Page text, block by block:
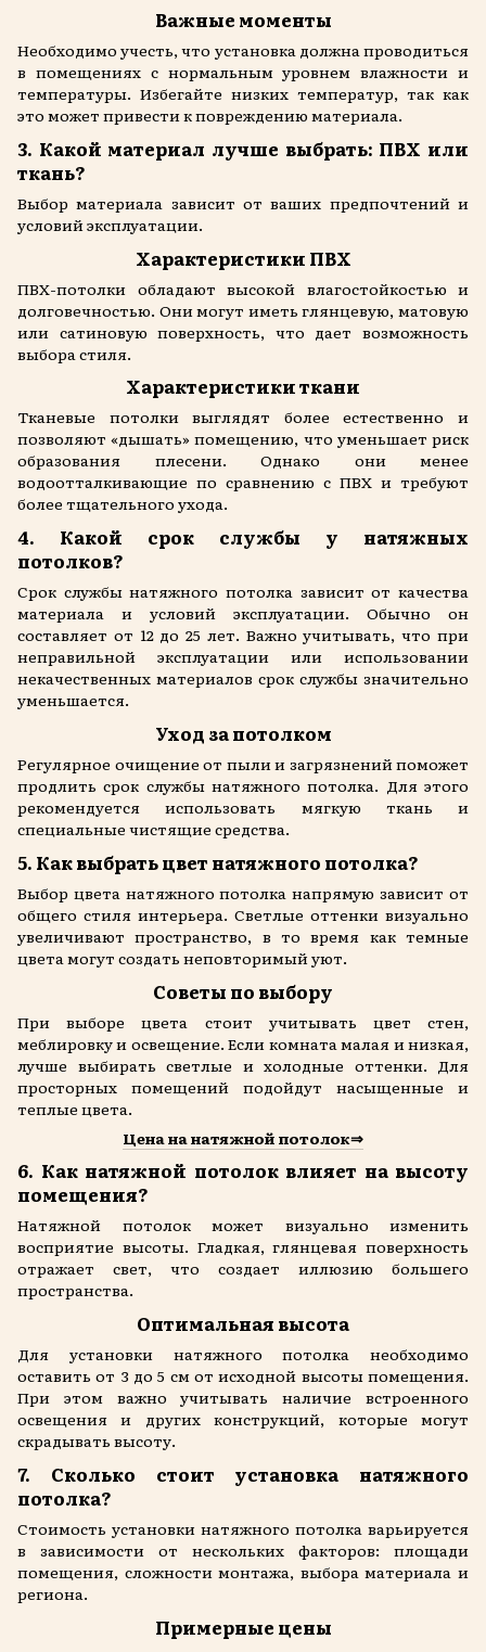
Важные моменты
Необходимо учесть, что установка должна проводиться
в помещениях с нормальным уровнем влажности и
температуры. Избегайте низких температур, так как
это может привести к повреждению материала.
3. Какой материал лучше выбрать: ПВХ или
ткань?
Выбор материала зависит от ваших предпочтений и
условий эксплуатации.
Характеристики ПВХ
ПВХ-потолки обладают высокой влагостойкостью и
долговечностью. Они могут иметь глянцевую, матовую
или сатиновую поверхность, что дает возможность
выбора стиля.
Характеристики ткани
Тканевые потолки выглядят более естественно и
позволяют «дышать» помещению, что уменьшает риск
образования плесени. Однако они менее
водоотталкивающие по сравнению с ПВХ и требуют
более тщательного ухода.
4. Какой срок службы у натяжных
потолков?
Срок службы натяжного потолка зависит от качества
материала и условий эксплуатации. Обычно он
составляет от 12 до 25 лет. Важно учитывать, что при
неправильной эксплуатации или использовании
некачественных материалов срок службы значительно
уменьшается.
Уход за потолком
Регулярное очищение от пыли и загрязнений поможет
продлить срок службы натяжного потолка. Для этого
рекомендуется использовать мягкую ткань и
специальные чистящие средства.
5. Как выбрать цвет натяжного потолка?
Выбор цвета натяжного потолка напрямую зависит от
общего стиля интерьера. Светлые оттенки визуально
увеличивают пространство, в то время как темные
цвета могут создать неповторимый уют.
Советы по выбору
При выборе цвета стоит учитывать цвет стен,
меблировку и освещение. Если комната малая и низкая,
лучше выбирать светлые и холодные оттенки. Для
просторных помещений подойдут насыщенные и
теплые цвета.
Цена на натяжной потолок⇒
6. Как натяжной потолок влияет на высоту
помещения?
Натяжной потолок может визуально изменить
восприятие высоты. Гладкая, глянцевая поверхность
отражает свет, что создает иллюзию большего
пространства.
Оптимальная высота
Для установки натяжного потолка необходимо
оставить от 3 до 5 см от исходной высоты помещения.
При этом важно учитывать наличие встроенного
освещения и других конструкций, которые могут
скрадывать высоту.
7. Сколько стоит установка натяжного
потолка?
Стоимость установки натяжного потолка варьируется
в зависимости от нескольких факторов: площади
помещения, сложности монтажа, выбора материала и
региона.
Примерные цены